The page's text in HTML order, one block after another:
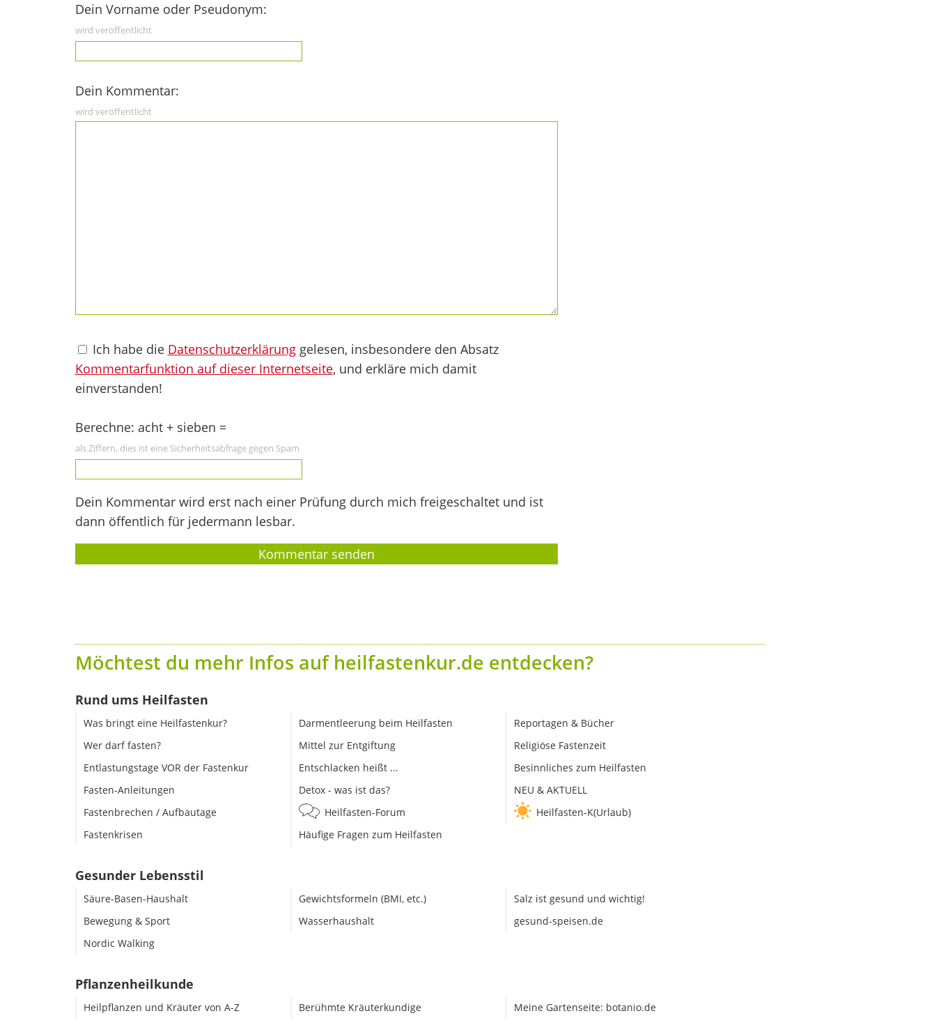
Dein Vorname oder Pseudonym:
wird veröffentlicht
Dein Kommentar:
wird veröffentlicht
Ich habe die Datenschutzerklärunggelesen, insbesondere den Absatz
Kommentarfunktion auf dieser Internetseite, und erkläre mich damit
einverstanden!
Berechne: acht + sieben =
als Ziffern, dies ist eine Sicherheitsabfrage gegen Spam
Dein Kommentar wird erst nach einer Prüfung durch mich freigeschaltet und ist
dann öffentlich für jedermann lesbar.
Möchtest du mehr Infos auf heilfastenkur.de entdecken?
Rund ums Heilfasten
Was bringt eine Heilfastenkur?
Wer darf fasten?
Entlastungstage VOR der Fastenkur
Fasten-Anleitungen
Fastenbrechen / Aufbautage
Fastenkrisen
Darmentleerung beim Heilfasten
Mittel zur Entgiftung
Entschlacken heißt ...
Detox - was ist das?
Heilfasten-Forum
Häufige Fragen zum Heilfasten
Reportagen & Bücher
Religiöse Fastenzeit
Besinnliches zum Heilfasten
NEU & AKTUELL
Heilfasten-K(Urlaub)
Gesunder Lebensstil
Säure-Basen-Haushalt
Bewegung & Sport
Nordic Walking
Gewichtsformeln (BMI, etc.)
Wasserhaushalt
Salz ist gesund und wichtig!
gesund-speisen.de
Pflanzenheilkunde
Heilpflanzen und Kräuter von A-Z Berühmte Kräuterkundige Meine Gartenseite: botanio.de